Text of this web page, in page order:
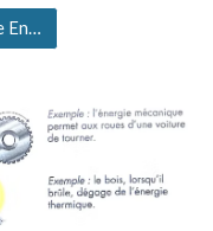
Techno Flash Chaine Energie